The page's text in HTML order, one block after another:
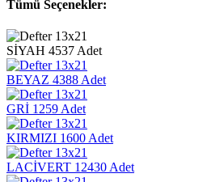
Tümü Seçenekler:
SİYAH 4537 Adet
BEYAZ 4388 Adet
GRİ 1259 Adet
KIRMIZI 1600 Adet
LACİVERT 12430 Adet